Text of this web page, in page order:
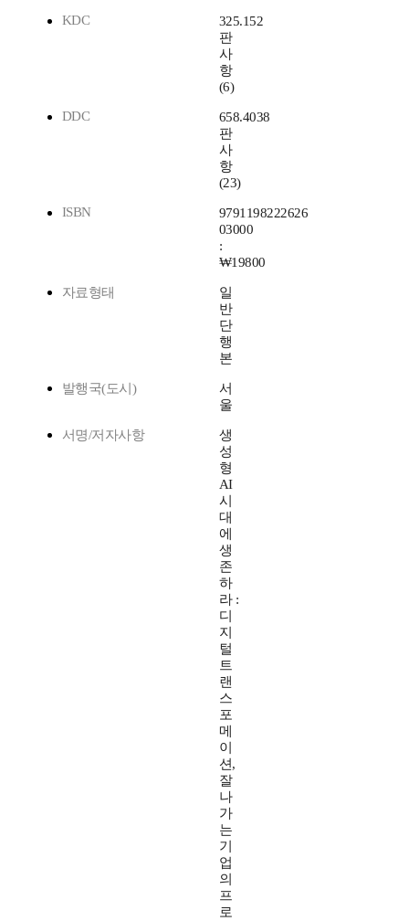
KDC
325.152
판
사
항
(6)
DDC
658.4038
판
사
항
(23)
ISBN
9791198222626
03000
:
₩19800
자료형태
일
반
단
행
본
발행국(도시)
서
울
서명/저자사항
생
성
형
AI
시
대
에
생
존
하
라 :
디
지
털
트
랜
스
포
메
이
션,
잘
나
가
는
기
업
의
프
로